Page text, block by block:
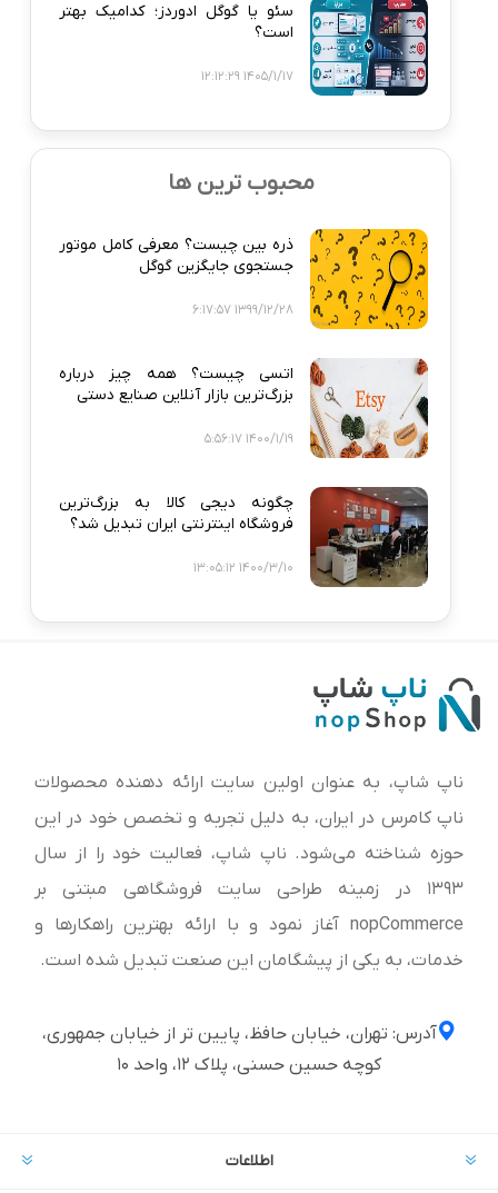
سئو یا گوگل ادوردز؛ کدامیک بهتر
است؟
1405/1/17 12:12:29
محبوب ترین ها
ذره‌ بین چیست؟ معرفی کامل موتور
جستجوی جایگزین گوگل
1399/12/28 6:17:57
اتسی چیست؟ همه‌ چیز درباره
بزرگ‌ترین بازار آنلاین صنایع دستی
1400/1/19 5:56:17
چگونه دیجی‌ کالا به بزرگ‌ترین
فروشگاه اینترنتی ایران تبدیل شد؟
1400/3/10 13:05:12
ناپ شاپ، به عنوان اولین سایت ارائه‌ دهنده محصولات
ناپ کامرس در ایران، به دلیل تجربه و تخصص خود در این
حوزه شناخته می‌شود. ناپ شاپ، فعالیت خود را از سال
1393 در زمینه طراحی سایت فروشگاهی مبتنی بر
nopCommerce آغاز نمود و با ارائه بهترین راهکارها و
خدمات، به یکی از پیشگامان این صنعت تبدیل شده است.
آدرس: تهران، خیابان حافظ، پایین تر از خیابان جمهوری،
کوچه حسین حسنی، پلاک ۱۲، واحد ۱۰
اطلاعات